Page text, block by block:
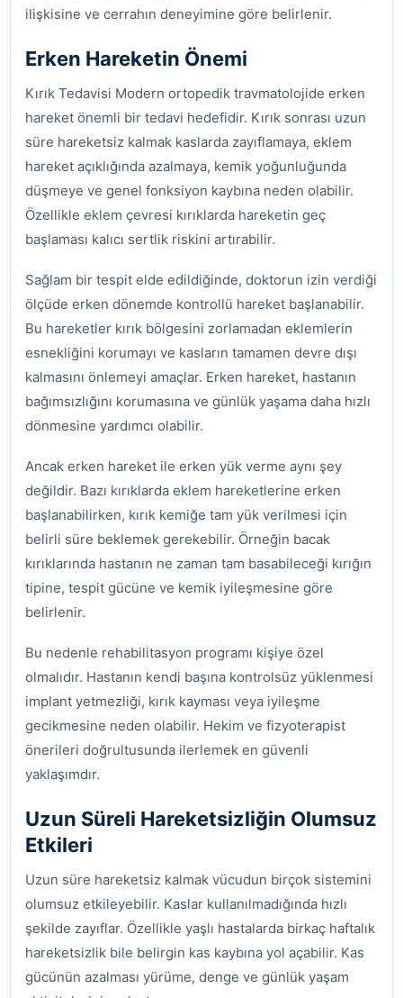
ilişkisine ve cerrahın deneyimine göre belirlenir.
Erken Hareketin Önemi
Kırık Tedavisi Modern ortopedik travmatolojide erken
hareket önemli bir tedavi hedefidir. Kırık sonrası uzun
süre hareketsiz kalmak kaslarda zayıflamaya, eklem
hareket açıklığında azalmaya, kemik yoğunluğunda
düşmeye ve genel fonksiyon kaybına neden olabilir.
Özellikle eklem çevresi kırıklarda hareketin geç
başlaması kalıcı sertlik riskini artırabilir.
Sağlam bir tespit elde edildiğinde, doktorun izin verdiği
ölçüde erken dönemde kontrollü hareket başlanabilir.
Bu hareketler kırık bölgesini zorlamadan eklemlerin
esnekliğini korumayı ve kasların tamamen devre dışı
kalmasını önlemeyi amaçlar. Erken hareket, hastanın
bağımsızlığını korumasına ve günlük yaşama daha hızlı
dönmesine yardımcı olabilir.
Ancak erken hareket ile erken yük verme aynı şey
değildir. Bazı kırıklarda eklem hareketlerine erken
başlanabilirken, kırık kemiğe tam yük verilmesi için
belirli süre beklemek gerekebilir. Örneğin bacak
kırıklarında hastanın ne zaman tam basabileceği kırığın
tipine, tespit gücüne ve kemik iyileşmesine göre
belirlenir.
Bu nedenle rehabilitasyon programı kişiye özel
olmalıdır. Hastanın kendi başına kontrolsüz yüklenmesi
implant yetmezliği, kırık kayması veya iyileşme
gecikmesine neden olabilir. Hekim ve fizyoterapist
önerileri doğrultusunda ilerlemek en güvenli
yaklaşımdır.
Uzun Süreli Hareketsizliğin Olumsuz
Etkileri
Uzun süre hareketsiz kalmak vücudun birçok sistemini
olumsuz etkileyebilir. Kaslar kullanılmadığında hızlı
şekilde zayıflar. Özellikle yaşlı hastalarda birkaç haftalık
hareketsizlik bile belirgin kas kaybına yol açabilir. Kas
gücünün azalması yürüme, denge ve günlük yaşam